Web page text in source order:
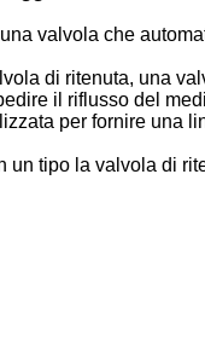
valvola che
di ritenuta, una
il riflusso del
per fornire una
tipo la valvola di